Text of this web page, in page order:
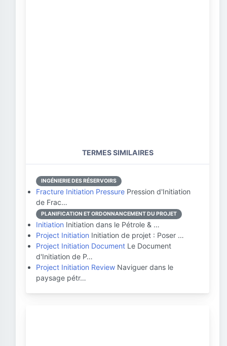
TERMES SIMILAIRES
INGÉNIERIE DES RÉSERVOIRS
Fracture Initiation Pressure Pression d'Initiation
de Frac…
PLANIFICATION ET ORDONNANCEMENT DU PROJET
Initiation Initiation dans le Pétrole & …
Project Initiation Initiation de projet : Poser …
Project Initiation Document Le Document
d'Initiation de P…
Project Initiation Review Naviguer dans le
paysage pétr…